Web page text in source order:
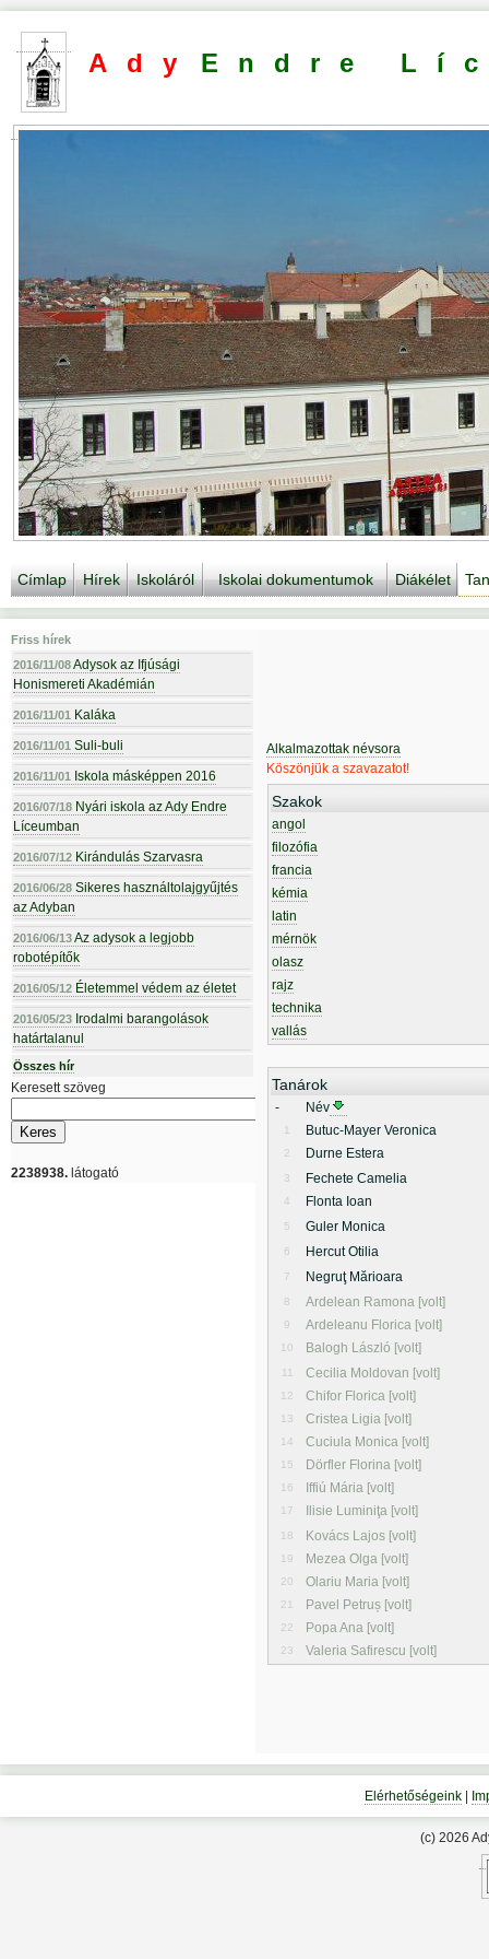
Ady Endre
Címlap Hírek Iskoláról Iskolai dokumentumok Diákélet
Friss hírek
2016/11/08Adysok az Ifjúsági
Honismereti Akadémián
2016/11/01 Kaláka
2016/11/01 Suli-buli
2016/11/01 Iskola másképpen 2016
2016/07/18 Nyári iskola az Ady Endre
Líceumban
2016/07/12 Kirándulás Szarvasra
2016/06/28 Sikeres használtolajgyűjtés
az Adyban
2016/06/13Az adysok a legjobb
robotépítők
2016/05/12 Életemmel védem az életet
2016/05/23 Irodalmi barangolások
határtalanul
Összes hír
Keresett szöveg
2238938. látogató
Alkalmazottak névsora
Köszönjük a szavazatot!
Szakok
angol
filozófia
francia
kémia
latin
mérnök
olasz
rajz
technika
vallás
Tanárok
- Név
1 Butuc-Mayer Veronica
2 Durne Estera
3 Fechete Camelia
4 Flonta Ioan
5 Guler Monica
6 Hercut Otilia
7 Negruţ Mărioara
8 Ardelean Ramona [volt]
9 Ardeleanu Florica [volt]
10 Balogh László [volt]
11 Cecilia Moldovan [volt]
12 Chifor Florica [volt]
13 Cristea Ligia [volt]
14 Cuciula Monica [volt]
15 Dörfler Florina [volt]
16 Iffiú Mária [volt]
17 Ilisie Luminiţa [volt]
18 Kovács Lajos [volt]
19 Mezea Olga [volt]
20 Olariu Maria [volt]
21 Pavel Petruș [volt]
22 Popa Ana [volt]
23 Valeria Safirescu [volt]
Elérhetőségeink|
(c) 2026